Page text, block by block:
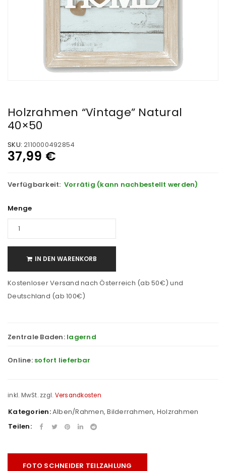
Holzrahmen “Vintage” Natural
40×50
SKU: 2110000492854
37,99 €
Verfügbarkeit: Vorrätig (kann nachbestellt werden)
Menge
IN DEN WARENKORB
Kostenloser Versand nach Österreich (ab 50€) und
Deutschland (ab 100€)
Zentrale Baden: lagernd
Online: sofort lieferbar
inkl. MwSt. zzgl. Versandkosten
Kategorien:Alben/Rahmen,Bilderrahmen, Holzrahmen
Teilen:
FOTO SCHNEIDER TEILZAHLUNG